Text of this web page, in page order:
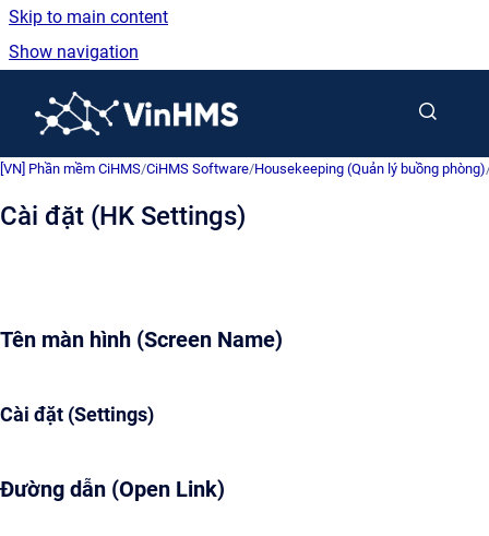
Skip to main content
Show navigation
[VN] Phần mềm CiHMS/CiHMS Software/Housekeeping (Quản lý buồng phòng)
Cài đặt (HK Settings)
Tên màn hình (Screen Name)
Cài đặt (Settings)
Đường dẫn (Open Link)